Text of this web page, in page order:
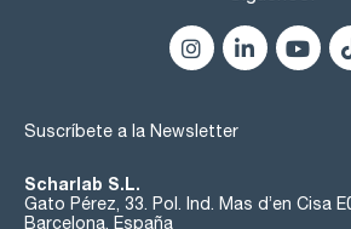
Suscríbete a la Newsletter
Scharlab S.L.
Gato Pérez, 33. Pol. Ind. Mas d’en Cisa
Barcelona, España